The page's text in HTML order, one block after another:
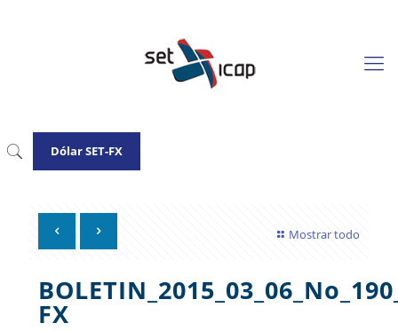
Dólar SET-FX
Mostrar todo
FX